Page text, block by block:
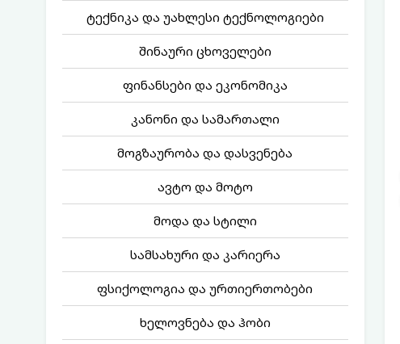
ტექნიკა და უახლესი ტექნოლოგიები
შინაური ცხოველები
ფინანსები და ეკონომიკა
კანონი და სამართალი
მოგზაურობა და დასვენება
ავტო და მოტო
მოდა და სტილი
სამსახური და კარიერა
ფსიქოლოგია და ურთიერთობები
ხელოვნება და ჰობი